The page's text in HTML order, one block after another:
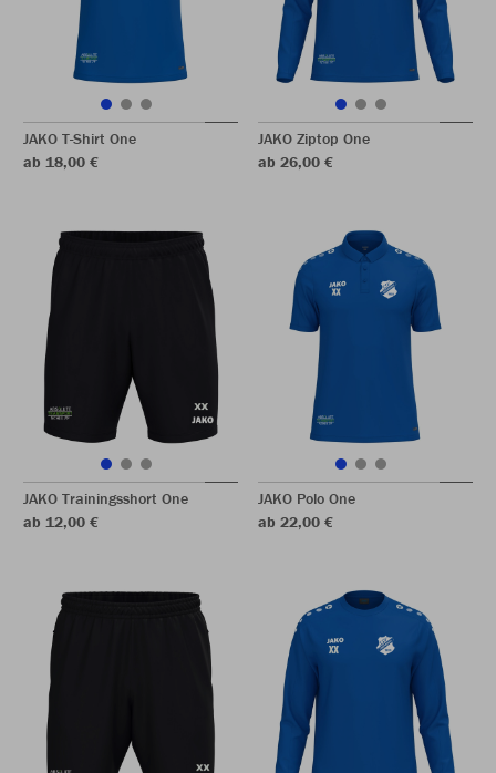
JAKO T-Shirt One
ab 18,00 €
JAKO Ziptop One
ab 26,00 €
JAKO Trainingsshort One
ab 12,00 €
JAKO Polo One
ab 22,00 €